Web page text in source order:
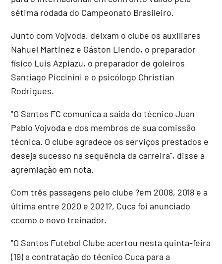
sétima rodada do Campeonato Brasileiro.
Junto com Vojvoda, deixam o clube os auxiliares
Nahuel Martinez e Gáston Liendo, o preparador
físico Luis Azpiazu, o preparador de goleiros
Santiago Piccinini e o psicólogo Christian
Rodrigues.
"O Santos FC comunica a saída do técnico Juan
Pablo Vojvoda e dos membros de sua comissão
técnica. O clube agradece os serviços prestados e
deseja sucesso na sequência da carreira", disse a
agremiação em nota.
Com três passagens pelo clube ?em 2008, 2018 e a
última entre 2020 e 2021?, Cuca foi anunciado
ccomo o novo treinador.
"O Santos Futebol Clube acertou nesta quinta-feira
(19) a contratação do técnico Cuca para a